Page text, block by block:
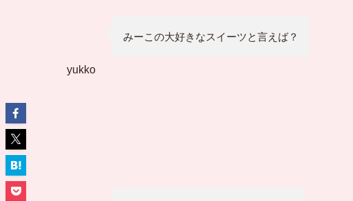
yukko
みーこの大好きなスイーツと言えば？